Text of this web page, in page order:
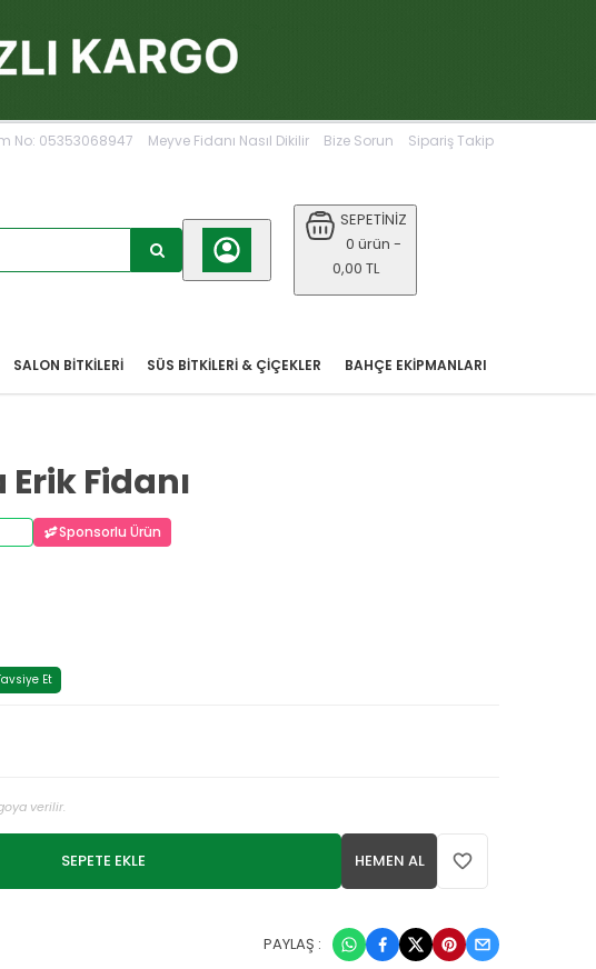
No: 05353068947 Meyve Fidanı Nasıl Dikilir Bize Sorun Sipariş Takip
SEPETİNİZ
0 ürün -
0,00 TL
BAHÇE EKIPMANLARI
SÜS BİTKİLERİ & ÇİÇEKLER
SALON BİTKİLERİ
Fidanı
Sponsorlu Ürün
Et
verilir.
SEPETE EKLE HEMEN AL
PAYLAŞ :